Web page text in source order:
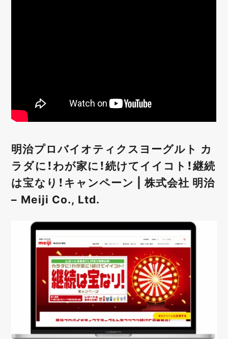
明治プロバイオティクスヨーグルト カ
ラダに！わが家に！続けてイイコト！継続
は宝なり！キャンペーン | 株式会社 明治
– Meiji Co., Ltd.